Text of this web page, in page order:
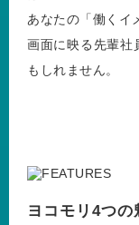
あなたの「働くイ
画面に映る先輩社
もしれません。
ヨコモリ4つの